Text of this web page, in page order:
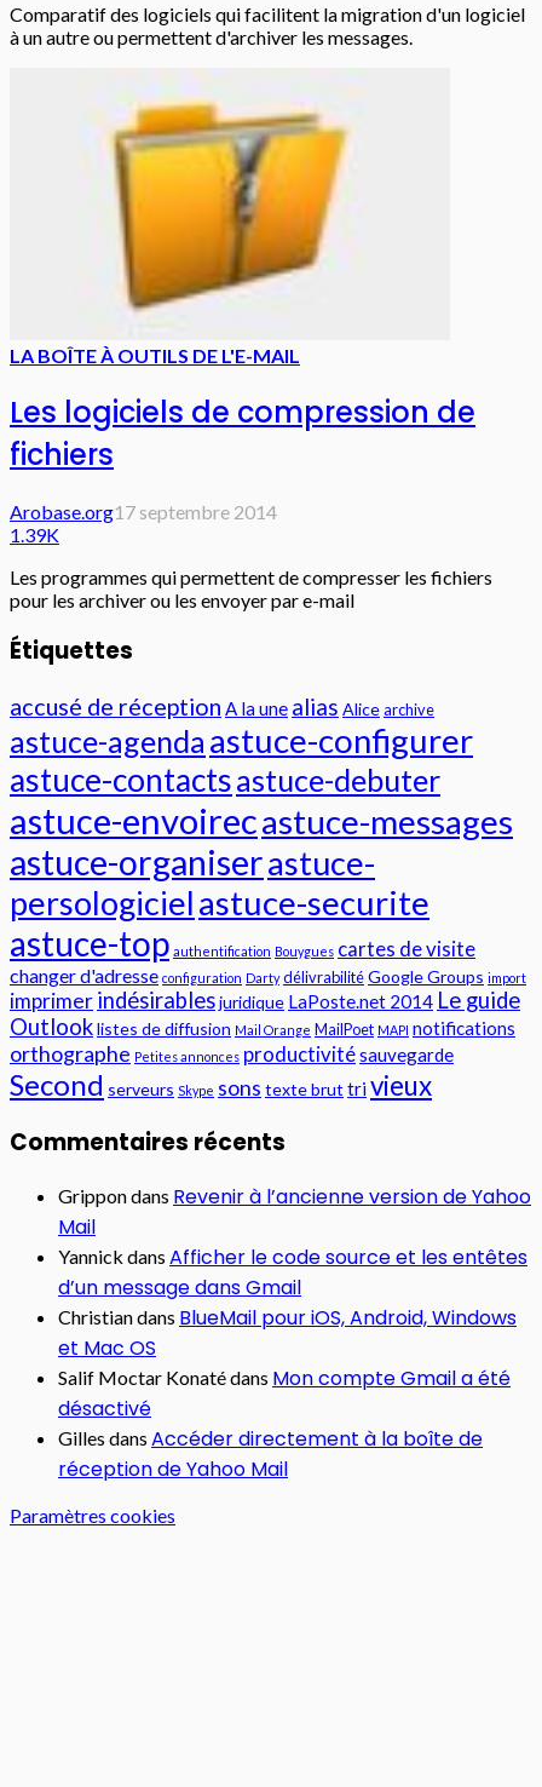
Comparatif des logiciels qui facilitent la migration d'un logiciel
à un autre ou permettent d'archiver les messages.
LA BOÎTE À OUTILS DE L'E-MAIL
Les logiciels de compression de
fichiers
Arobase.org17 septembre 2014
1.39K
Les programmes qui permettent de compresser les fichiers
pour les archiver ou les envoyer par e-mail
Étiquettes
accusé de réception A la une alias Alicearchive
astuce-agenda astuce-configurer
astuce-contactsastuce-debuter
astuce-envoirecastuce-messages
astuce-organiserastuce-
persologicielastuce-securite
astuce-top authentification Bouygues cartes de visite
changer d'adresse configuration Darty délivrabilitéGoogle Groups import
imprimerindésirablesjuridique LaPoste.net 2014 Le guide
Outlooklistes de diffusion Mail Orange MailPoet MAPI notifications
orthographe Petites annonces productivitésauvegarde
Second serveurs Skype sons texte brut trivieux
Commentaires récents
Grippondans Revenir à l’ancienne version de Yahoo
Mail
Yannick dans Afficher le code source et les entêtes
d’un message dans Gmail
Christiandans BlueMail pour iOS, Android, Windows
et Mac OS
Salif Moctar Konatédans Mon compte Gmail a été
désactivé
Gilles dans Accéder directement à la boîte de
réception de Yahoo Mail
Paramètres cookies